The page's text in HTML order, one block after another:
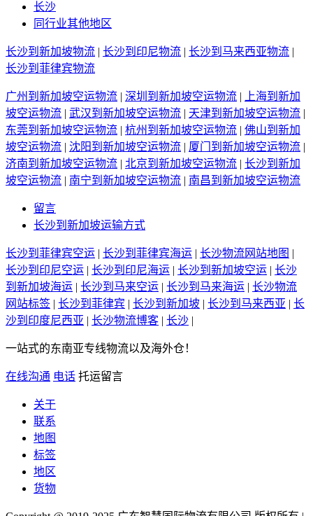
长沙
同行业其他地区
长沙到新加坡物流 | 长沙到印尼物流 | 长沙到马来西亚物流 |
长沙到菲律宾物流
广州到新加坡空运物流 | 深圳到新加坡空运物流 |
上海到新加
坡空运物流 | 武汉到新加坡空运物流 | 天津到新加坡空运物流 |
东莞到新加坡空运物流 | 杭州到新加坡空运物流 | 佛山到新加
坡空运物流 | 沈阳到新加坡空运物流 | 厦门到新加坡空运物流 |
济南到新加坡空运物流 | 北京到新加坡空运物流 | 长沙到新加
坡空运物流 | 南宁到新加坡空运物流 | 南昌到新加坡空运物流
留言
长沙到新加坡运输方式
长沙到菲律宾空运 | 长沙到菲律宾海运 | 长沙物流网站地图 |
长沙到印尼空运 | 长沙到印尼海运 | 长沙到新加坡空运 | 长沙
到新加坡海运 | 长沙到马来空运 | 长沙到马来海运 | 长沙物流
网站标签 | 长沙到菲律宾 | 长沙到新加坡 | 长沙到马来西亚 | 长
沙到印度尼西亚 | 长沙物流博客 | 长沙 |
一站式的东南亚专线物流以及海外仓！
在线沟通 电话 托运留言
关于
联系
地图
标签
地区
货物